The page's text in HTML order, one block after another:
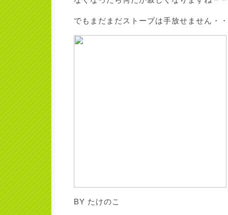
でもまだまだストーブは手放せません・
BY たけのこ